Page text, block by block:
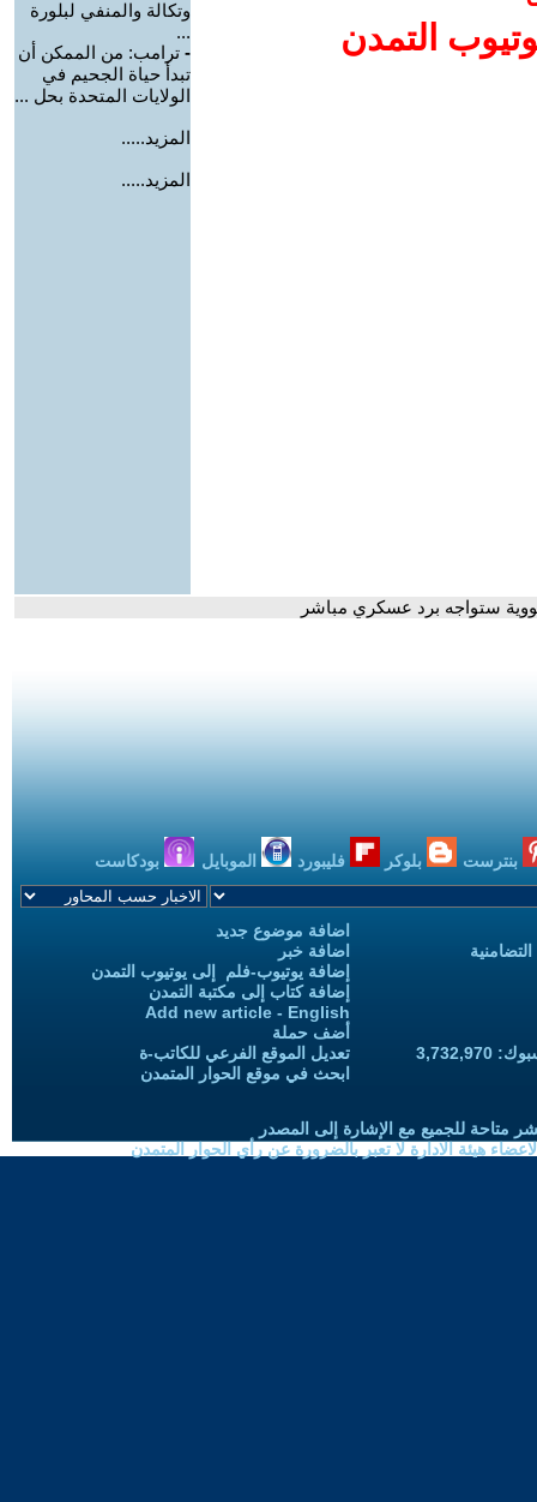
التمدن
وتكالة والمنفي لبلورة
...
- ترامب: من الممكن أن
تبدأ حياة الجحيم في
الولايات المتحدة بحل ...
المزيد.....
المزيد.....
ستواجه برد عسكري مباشر
بنترست بلوكر فليبورد الموبايل بودكاست
اضافة موضوع جديد
اضافة خبر
إضافة يوتيوب-فلم إلى يوتيوب التمدن
إضافة كتاب إلى مكتبة التمدن
Add new article - English
أضف حملة
تعديل الموقع الفرعي للكاتب-ة
ابحث في موقع الحوار المتمدن
متاحة للجميع مع الإشارة إلى المصدر
هيئة الادارة لا تعبر بالضرورة عن رأي الحوار المتمدن